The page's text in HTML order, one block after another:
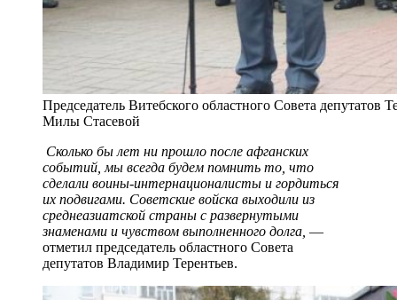
Председатель Витебского областного Совета
Милы Стасевой
Сколько бы лет ни прошло после афганских
событий, мы всегда будем помнить то, что
сделали воины-интернационалисты и гордиться
их подвигами. Советские войска выходили из
среднеазиатской страны с развернутыми
знаменами и чувством выполненного долга, —
отметил председатель областного Совета
депутатов Владимир Терентьев.